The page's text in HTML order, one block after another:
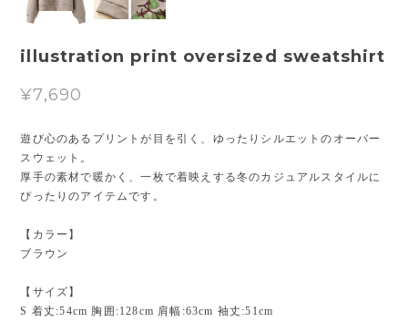
illustration print oversized sweatshirt
¥7,690
遊び心のあるプリントが目を引く、ゆったりシルエットのオーバー
スウェット。
厚手の素材で暖かく、一枚で着映えする冬のカジュアルスタイルに
ぴったりのアイテムです。
【カラー】
ブラウン
【サイズ】
S 着丈:54cm 胸囲:128cm 肩幅:63cm 袖丈:51cm